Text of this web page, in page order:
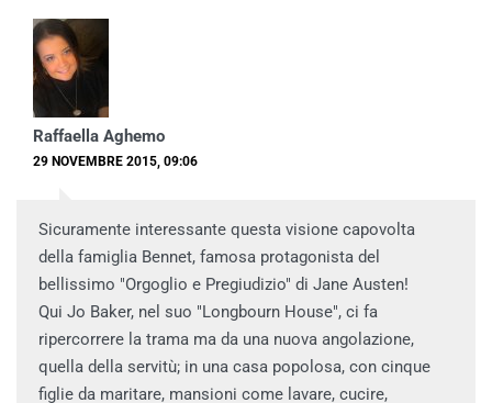
Raffaella Aghemo
29 NOVEMBRE 2015, 09:06
Sicuramente interessante questa visione capovolta
della famiglia Bennet, famosa protagonista del
bellissimo "Orgoglio e Pregiudizio" di Jane Austen!
Qui Jo Baker, nel suo "Longbourn House", ci fa
ripercorrere la trama ma da una nuova angolazione,
quella della servitù; in una casa popolosa, con cinque
figlie da maritare, mansioni come lavare, cucire,